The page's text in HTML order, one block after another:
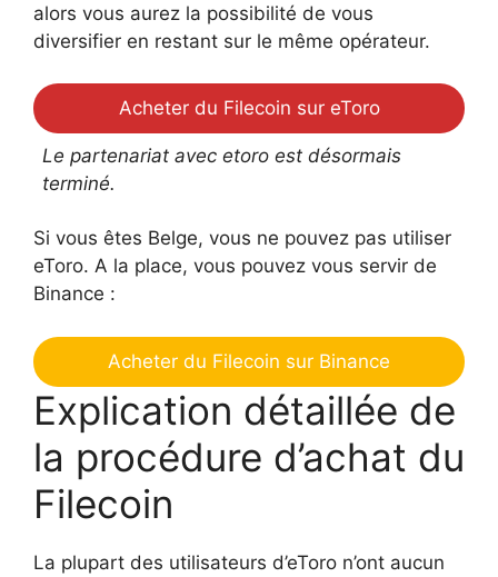
alors vous aurez la possibilité de vous
diversifier en restant sur le même opérateur.
Acheter du Filecoin sur eToro
Le partenariat avec etoro est désormais
terminé.
Si vous êtes Belge, vous ne pouvez pas utiliser
eToro. A la place, vous pouvez vous servir de
Binance :
Acheter du Filecoin sur Binance
Explication détaillée de
la procédure d’achat du
Filecoin
La plupart des utilisateurs d’eToro n’ont aucun